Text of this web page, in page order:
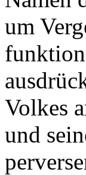
um
Volkes
und